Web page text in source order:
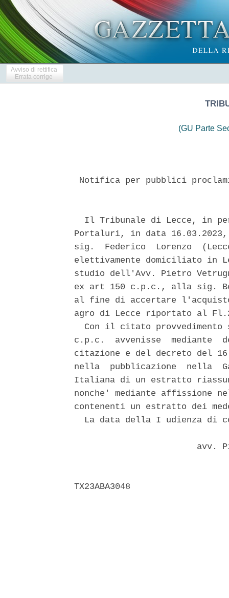
Avviso di rettifica
Errata corrige
(GU Parte
Notifica per pubblici
Il Tribunale di Lecce, in
Portaluri, in data
sig.  Federico  Lorenzo
elettivamente domiciliato in
studio dell'Avv. Pietro
ex art 150 c.p.c., alla sig.
al fine di accertare
agro di Lecce riportato al
Con il citato provvedimento
c.p.c.  avvenisse  mediante
citazione e del decreto del
nella  pubblicazione  nella
Italiana di un estratto
nonche' mediante affissione
contenenti un estratto dei
La data della I udienza di
avv.